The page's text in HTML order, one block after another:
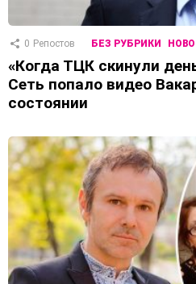
0 Репостов БЕЗ РУБРИКИ
«Когда ТЦК скинули
Сеть попало видео
состоянии